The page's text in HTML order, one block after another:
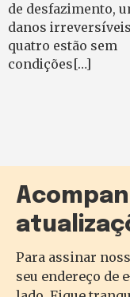
de desfazimento,
danos
quatro estão sem
condições[…]
Para assinar
seu endereço de